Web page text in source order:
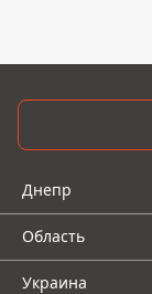
Днепр
Область
Украина